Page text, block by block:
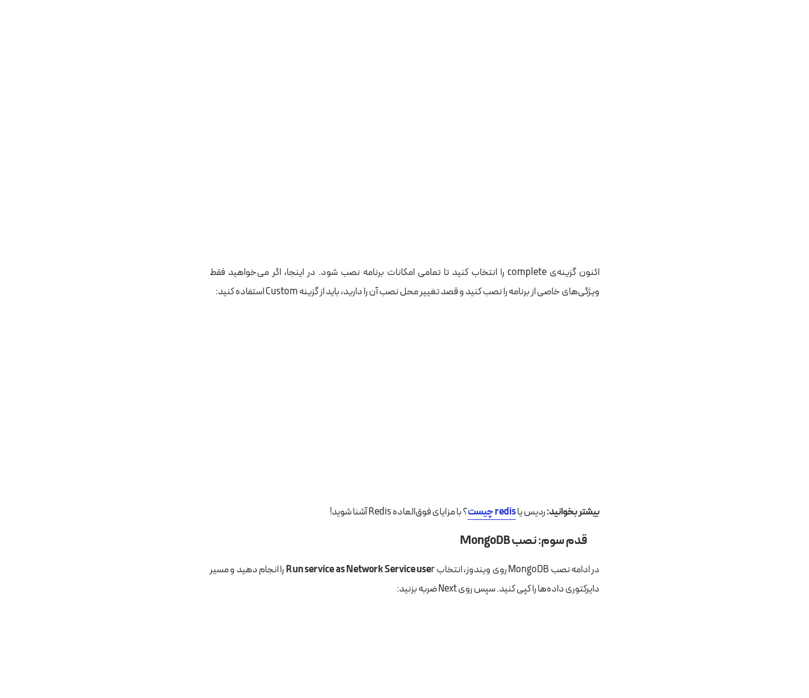
اکنون گزینه‌ی complete را انتخاب کنید تا تمامی امکانات برنامه نصب شود. در اینجا، اگر می‌خواهید فقط
ویژگی‌های خاصی از برنامه را نصب کنید و قصد تغییر محل نصب آن را دارید، باید از گزینه Custom استفاده کنید:
بیشتر بخوانید:ردیس یاredis چیست ؟ با مزایای فوق‌العاده Redis آشنا شوید!
قدم سوم: نصب MongoDB
در ادامه نصب MongoDB روی ویندوز، انتخاب Run service as Network Service use r را انجام دهید و مسیر
دایرکتوری داده‌ها را کپی کنید. سپس روی Next ضربه بزنید: